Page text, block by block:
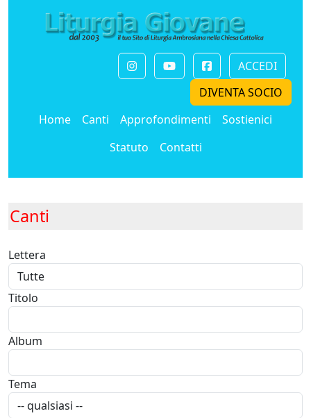
ACCEDI
DIVENTA SOCIO
Home
Canti Approfondimenti
Sostienici
Statuto
Contatti
Canti
Lettera
Titolo
Album
Tema